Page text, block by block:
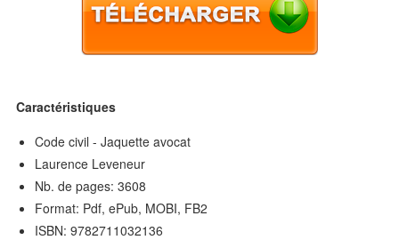
Caractéristiques
Code civil - Jaquette avocat
Laurence Leveneur
Nb. de pages: 3608
Format: Pdf, ePub, MOBI, FB2
ISBN: 9782711032136